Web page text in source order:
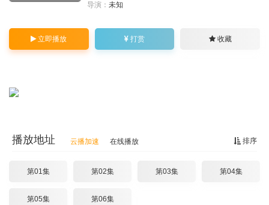
导演： 未知
立即播放 打赏 收藏
排序
播放地址 云播加速 在线播放
第01集 第02集 第03集 第04集
第05集 第06集